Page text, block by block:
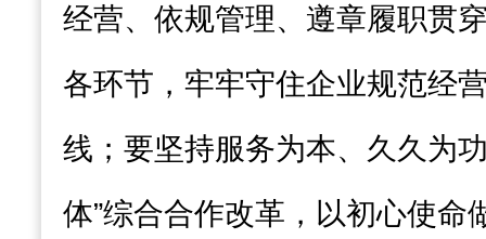
经营、依规管理、遵章履职贯
各环节，牢牢守住企业规范经
线；要坚持服务为本、久久为
体”综合合作改革，以初心使命